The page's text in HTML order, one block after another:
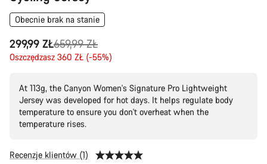
Obecnie brak na stanie
299,99 ZŁ
Oryginalna
cena
659,99 ZŁ
Oszczędzasz 360 ZŁ (-55%)
At 113g, the Canyon Women's Signature Pro Lightweight
Jersey was developed for hot days. It helps regulate body
temperature to ensure you don't overheat when the
temperature rises.
Recenzje klientów (1)